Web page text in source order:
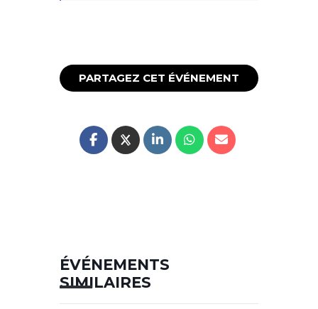
PARTAGEZ CET ÉVÉNEMENT
ÉVÉNEMENTS
SIMILAIRES